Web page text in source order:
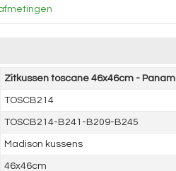
Zitkussen toscane 46x46cm -
TOSCB214
TOSCB214-B241-B209-B245
Madison kussens
46x46cm